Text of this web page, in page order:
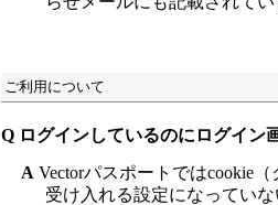
ご利用について
Q ログインしているのにログイン
A Vectorパスポートではcookie
受け入れる設定になってい